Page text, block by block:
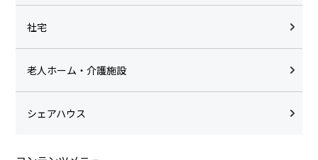
社宅
老人ホーム・介護施設
シェアハウス